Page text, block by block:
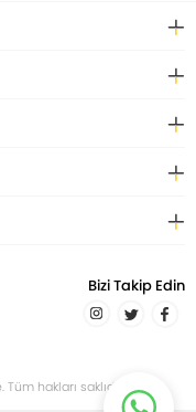
Bizi Takip Edin
hakları saklıdır.